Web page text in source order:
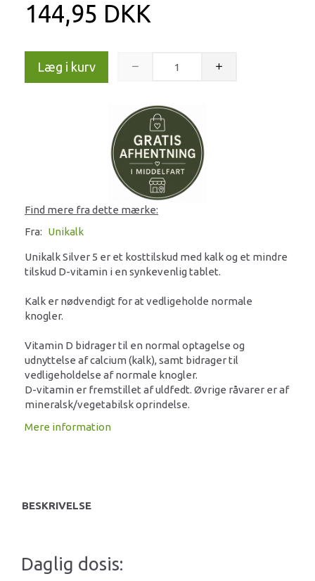
144,95 DKK
Læg i kurv
Find mere fra dette mærke:
Fra: Unikalk
Unikalk Silver 5 er et kosttilskud med kalk og et mindre
tilskud D-vitamin i en synkevenlig tablet.
Kalk er nødvendigt for at vedligeholde normale
knogler.
Vitamin D bidrager til en normal optagelse og
udnyttelse af calcium (kalk), samt bidrager til
vedligeholdelse af normale knogler.
D-vitamin er fremstillet af uldfedt. Øvrige råvarer er af
mineralsk/vegetabilsk oprindelse.
Mere information
BESKRIVELSE
Daglig dosis: